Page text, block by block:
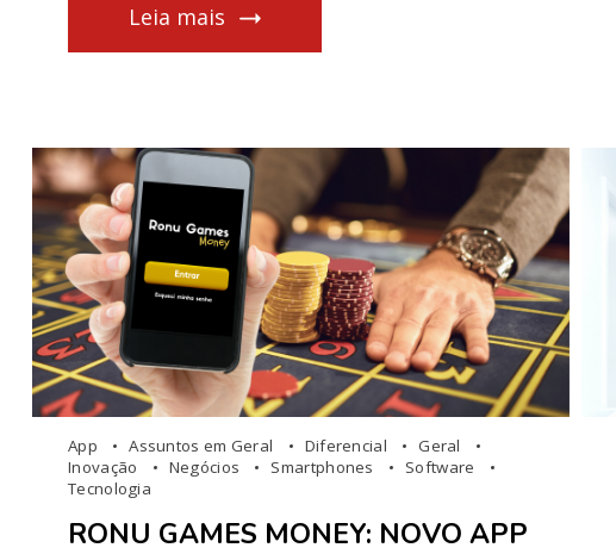
Leia mais
App Assuntos em Geral Diferencial
Geral
Inovação
Negócios Smartphones
Software
Tecnologia
RONU GAMES MONEY: NOVO APP